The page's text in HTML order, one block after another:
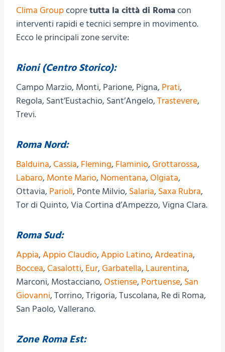
Clima Groupcopretutta la città di Romacon
interventi rapidi e tecnici sempre in movimento.
Ecco le principali zone servite:
Rioni (Centro Storico):
Campo Marzio, Monti, Parione, Pigna, Prati,
Regola, Sant’Eustachio, Sant’Angelo,Trastevere,
Trevi.
Roma Nord:
Balduina,Cassia, Fleming, Flaminio,Grottarossa,
Labaro, Monte Mario, Nomentana,Olgiata,
Ottavia, Parioli, Ponte Milvio, Salaria, Saxa Rubra,
Tor di Quinto, Via Cortina d’Ampezzo, Vigna Clara.
Roma Sud:
Appia,Appio Claudio,Appio Latino,Ardeatina,
Boccea,Casalotti, Eur,Garbatella, Laurentina,
Marconi, Mostacciano,Ostiense, Portuense, San
Giovanni, Torrino, Trigoria, Tuscolana, Re di Roma,
San Paolo, Vallerano.
Zone Roma Est: